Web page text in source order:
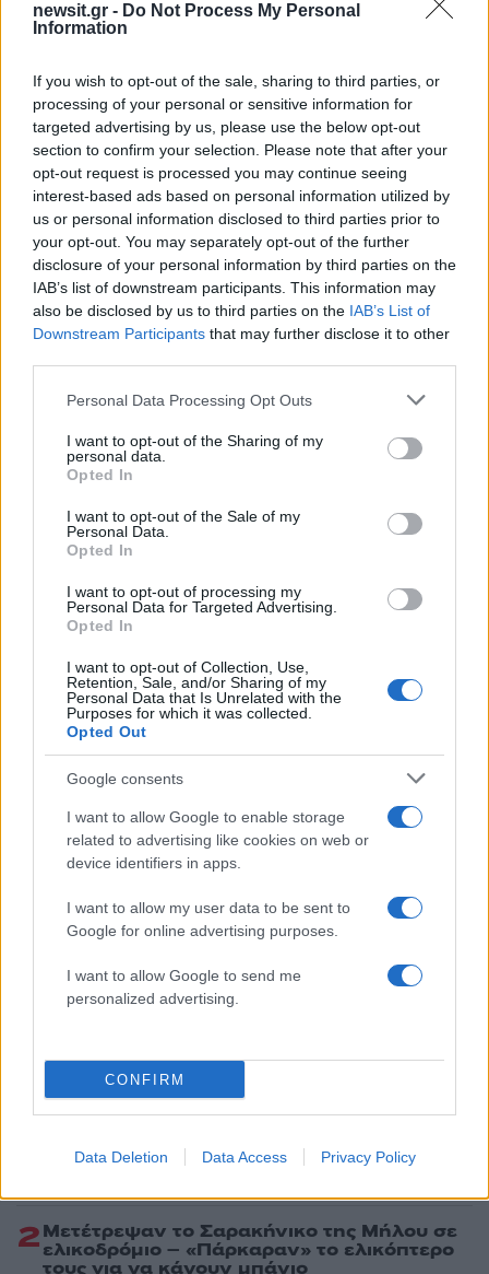
newsit.gr - Do Not Process My Personal
Information
If you wish to opt-out of the sale, sharing to third parties, or
processing of your personal or sensitive information for
targeted advertising by us, please use the below opt-out
section to confirm your selection. Please note that after your
opt-out request is processed you may continue seeing
interest-based ads based on personal information utilized by
us or personal information disclosed to third parties prior to
your opt-out. You may separately opt-out of the further
disclosure of your personal information by third parties on the
IAB’s list of downstream participants. This information may
also be disclosed by us to third parties on the IAB’s List of
Downstream Participants that may further disclose it to other
Please note that this website/app uses one or more Google
not limited to your visit or usage behaviour. You may click to
grant or deny consent to Google and its third-party tags to
use your data for below specified purposes in below Google
consent section.
Personal Data Processing Opt Outs
I want to opt-out of the Sharing of my
personal data.
Opted In
I want to opt-out of the Sale of my
Personal Data.
Opted In
I want to opt-out of processing my
Personal Data for Targeted Advertising.
Opted In
I want to opt-out of Collection, Use,
Retention, Sale, and/or Sharing of my
Personal Data that Is Unrelated with the
Purposes for which it was collected.
Opted Out
Google consents
I want to allow Google to enable storage
related to advertising like cookies on web or
device identifiers in apps.
I want to allow my user data to be sent to
Google for online advertising purposes.
I want to allow Google to send me
personalized advertising.
CONFIRM
Data Deletion Data Access Privacy Policy
Σχόλια
Σχολίασε εδώ
50 /50
Υποβολή σχολίου
Όροι Χρήσης . Το site προστατεύεται από reCAPTCHA, ισχύουν
Πολιτική Απορρήτου&Όροι Χρήσηςτης Google.
Share:
ενημερωθείτε πρώτοι για όλη την ειδησεογραφία και τα
τελευταία νέατης ημέρας
Μεγάλη φωτιά στον
Κουβαρά Αττικής:
Καίγονται πτηνοτροφικές
μονάδες - Εκκενώθηκε ο
Άγιος Στυλιανός, διακοπή
κυκλοφορίας στη Λαυρίου
Η Μαρία
απαντά για τις
αποχωρήσεις:
αντιληφθεί το
ο Θανάσης Αυγερινός
προσέγγισε
Πιο δημοφιλή
1 Πάρος: «Αν ήταν κάποιος πάνω από την
Η σπαρακτική περιγραφή του πατέρα και
του beach bar
2Μετέτρεψαν το Σαρακήνικο της Μήλου σε
ελικοδρόμιο – «Πάρκαραν» το ελικόπτερο
τους για να κάνουν μπάνιο